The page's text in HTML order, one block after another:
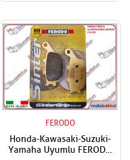
FERODO
Honda-Kawasaki-Suzuki-
Yamaha Uyumlu FERODO